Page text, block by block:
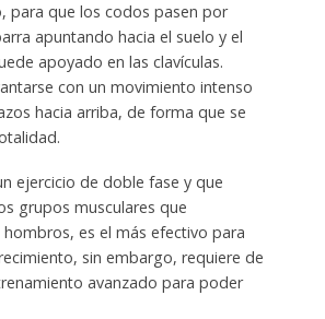
para que los codos pasen por
apuntando hacia el suelo y el
apoyado en las clavículas.
con un movimiento intenso
hacia arriba, de forma que se
ejercicio de doble fase y que
grupos musculares que
es el más efectivo para
sin embargo, requiere de
avanzado para poder